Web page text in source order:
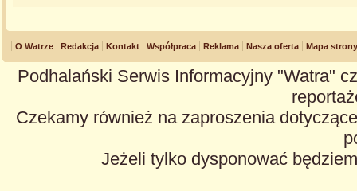
O Watrze Redakcja Kontakt Współpraca Reklama Nasza oferta Mapa strony
Podhalański Serwis Informacyjny "Watra"
Czekamy również na zaproszenia
Jeżeli tylko dysponować